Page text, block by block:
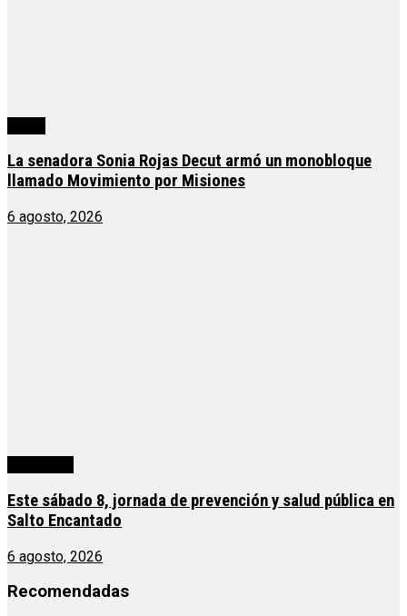
La senadora Sonia Rojas Decut armó un monobloque
llamado Movimiento por Misiones
6 agosto, 2026
Este sábado 8, jornada de prevención y salud pública en
Salto Encantado
6 agosto, 2026
Recomendadas